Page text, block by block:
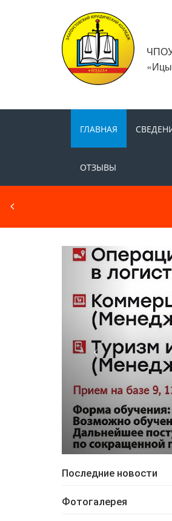
ЧПОУ
ГЛАВНАЯ
ОТЗЫВЫ
Последние новости
Фотогалерея